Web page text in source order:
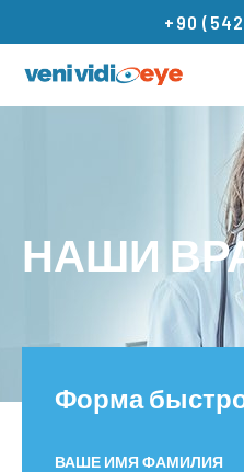
+90
НАШИ
Форма
ВАШЕ ИМЯ ФАМИЛИЯ